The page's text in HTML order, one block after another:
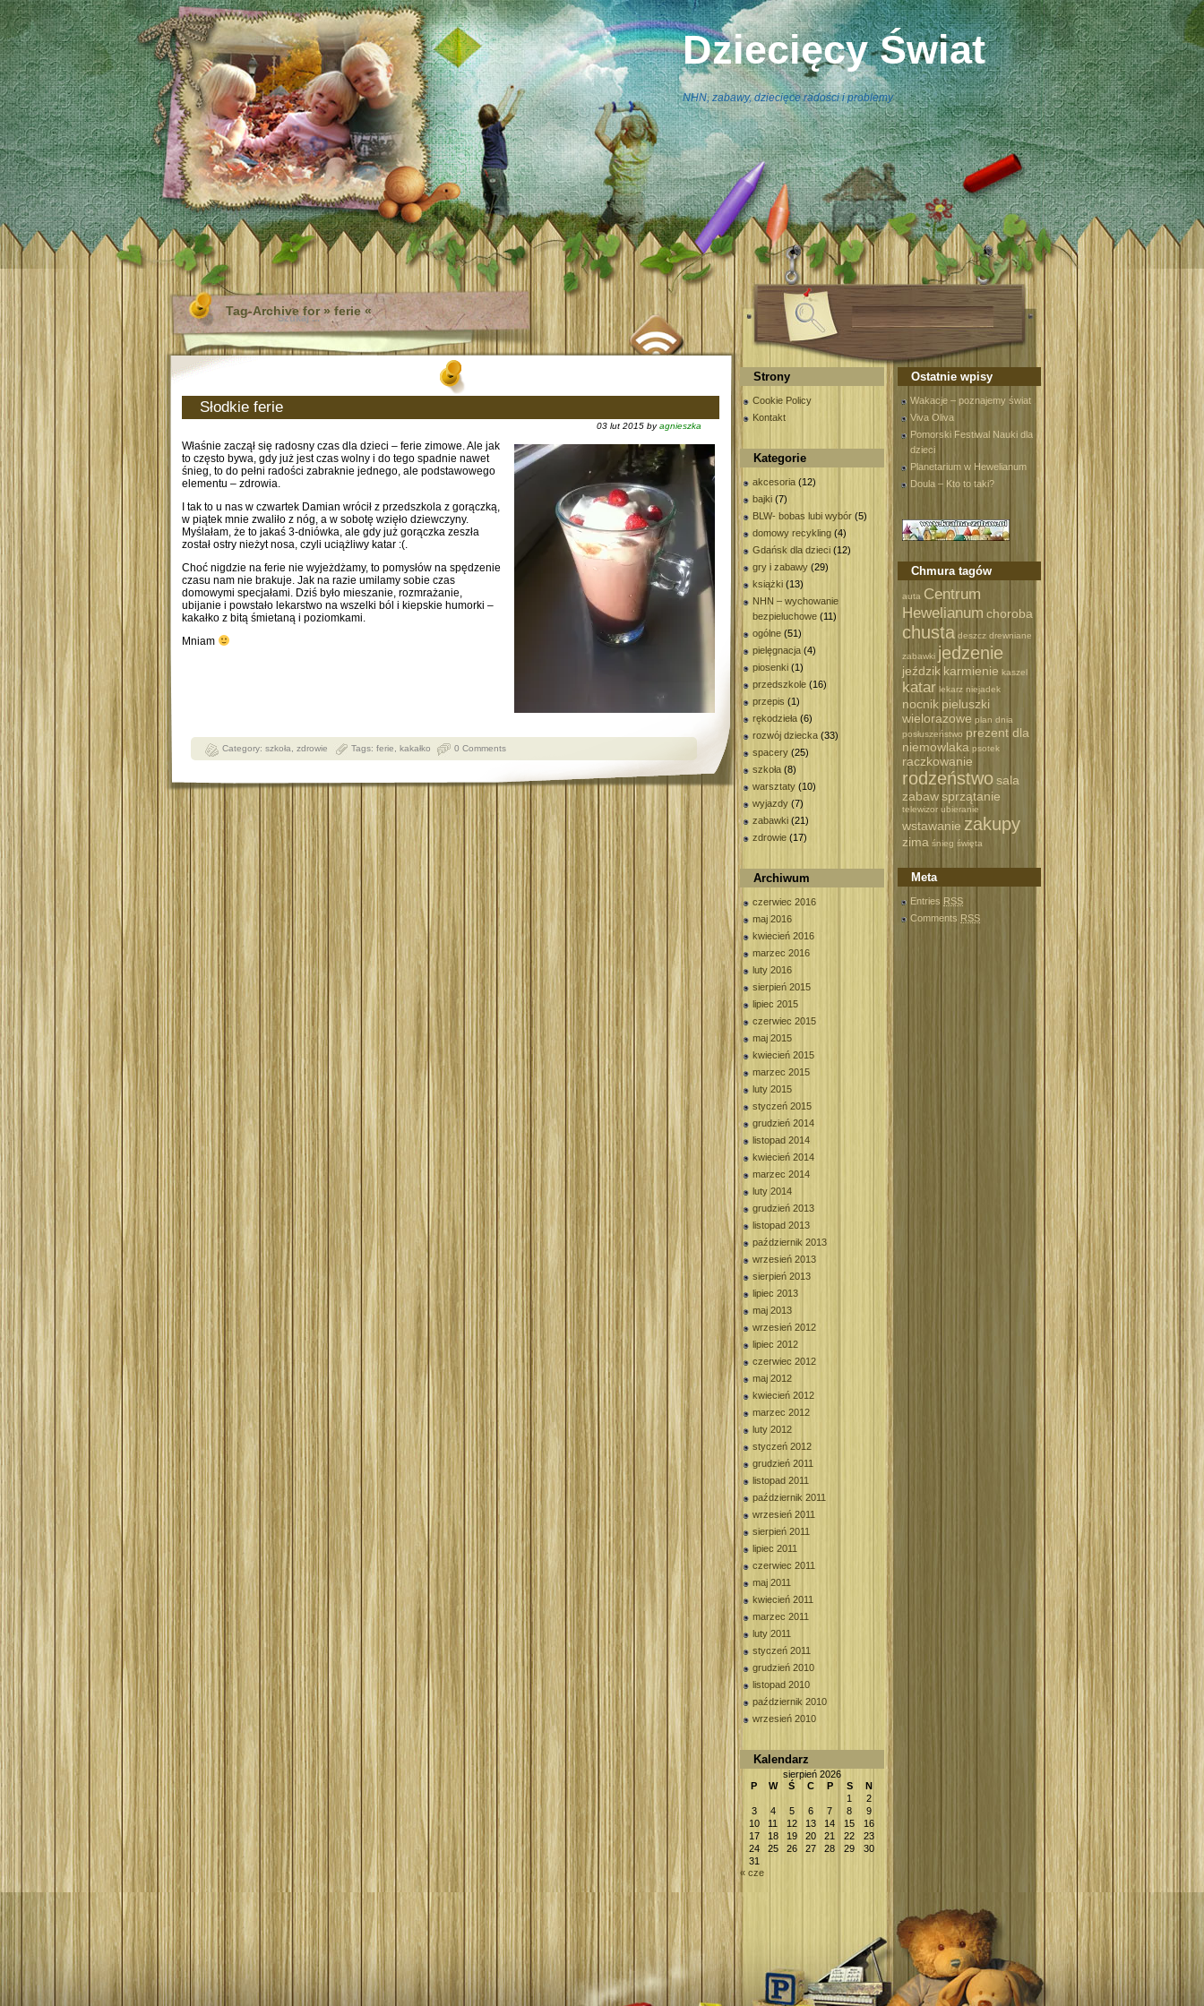
Dziecięcy Świat
NHN, zabawy, dziecięce radości i problemy
Tag-Archive for » ferie «
Słodkie ferie
03 lut 2015 byagnieszka
Właśnie zaczął się radosny czas dla dzieci – ferie zimowe. Ale jak
to często bywa, gdy już jest czas wolny i do tego spadnie nawet
śnieg, to do pełni radości zabraknie jednego, ale podstawowego
elementu – zdrowia.
I tak to u nas w czwartek Damian wrócił z przedszkola z gorączką,
w piątek mnie zwaliło z nóg, a w sobotę wzięło dziewczyny.
Myślałam, że to jakaś 3-dniówka, ale gdy już gorączka zeszła
został ostry nieżyt nosa, czyli uciążliwy katar :(.
Choć nigdzie na ferie nie wyjeżdżamy, to pomysłów na spędzenie
czasu nam nie brakuje. Jak na razie umilamy sobie czas
domowymi specjałami. Dziś było mieszanie, rozmrażanie,
ubijanie i powstało lekarstwo na wszelki ból i kiepskie humorki –
kakałko z bitą śmietaną i poziomkami.
Mniam
Category: szkoła zdrowie Tags: ferie kakałko 0 Comments
Strony
Cookie Policy
Kontakt
Kategorie
akcesoria (12)
bajki (7)
BLW- bobas lubi wybór (5)
domowy recykling (4)
Gdańsk dla dzieci (12)
gry i zabawy (29)
książki (13)
NHN – wychowanie
bezpieluchowe (11)
ogólne (51)
pielęgnacja (4)
piosenki (1)
przedszkole (16)
przepis (1)
rękodzieła (6)
rozwój dziecka (33)
spacery (25)
szkoła (8)
warsztaty (10)
wyjazdy (7)
zabawki (21)
zdrowie (17)
Archiwum
czerwiec 2016
maj 2016
kwiecień 2016
marzec 2016
luty 2016
sierpień 2015
lipiec 2015
czerwiec 2015
maj 2015
kwiecień 2015
marzec 2015
luty 2015
styczeń 2015
grudzień 2014
listopad 2014
kwiecień 2014
marzec 2014
luty 2014
grudzień 2013
listopad 2013
październik 2013
wrzesień 2013
sierpień 2013
lipiec 2013
maj 2013
wrzesień 2012
lipiec 2012
czerwiec 2012
maj 2012
kwiecień 2012
marzec 2012
luty 2012
styczeń 2012
grudzień 2011
listopad 2011
październik 2011
wrzesień 2011
sierpień 2011
lipiec 2011
czerwiec 2011
maj 2011
kwiecień 2011
marzec 2011
luty 2011
styczeń 2011
grudzień 2010
listopad 2010
październik 2010
wrzesień 2010
Kalendarz
sierpień 2026
P
W Ś C P S
N
1
2
3
4 5 6 7 8
9
10
11 12 13 14 15
16
17
18 19 20 21 22
23
24
25 26 27 28 29
30
31
« cze
Ostatnie wpisy
Wakacje – poznajemy świat
Viva Oliva
Pomorski Festiwal Nauki dla
dzieci
Planetarium w Hewelianum
Doula – Kto to taki?
Chmura tagów
auta Centrum
Hewelianum choroba
chusta deszcz drewniane
zabawki jedzenie
jeździk karmienie kaszel
katar lekarz niejadek
nocnik pieluszki
wielorazowe plan dnia
posłuszeństwo prezent dla
niemowlaka psotek
raczkowanie
rodzeństwo sala
zabawsprzątanie
telewizor ubieranie
wstawanie zakupy
zima śnieg święta
Meta
Entries RSS
Comments RSS